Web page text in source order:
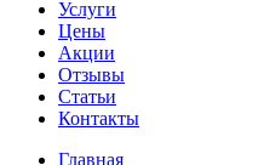
Услуги
Цены
Акции
Отзывы
Статьи
Контакты
Главная